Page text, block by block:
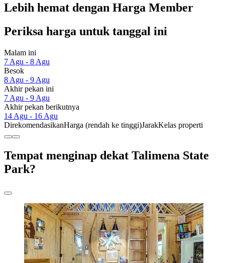
Lebih hemat dengan Harga Member
Periksa harga untuk tanggal ini
Malam ini
7 Agu - 8 Agu
Besok
8 Agu - 9 Agu
Akhir pekan ini
7 Agu - 9 Agu
Akhir pekan berikutnya
14 Agu - 16 Agu
DirekomendasikanHarga (rendah ke tinggi)JarakKelas properti
Tempat menginap dekat Talimena State
Park?